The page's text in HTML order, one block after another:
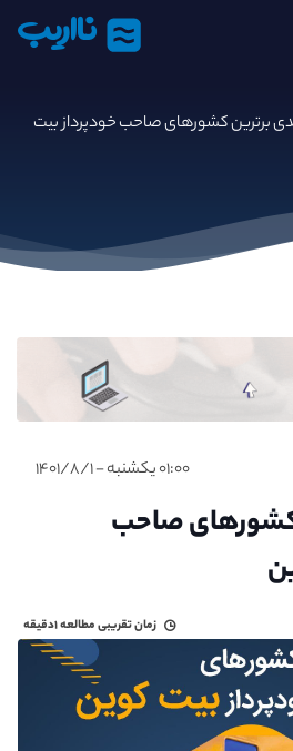
نااریب
برترین کشورهای صاحب خودپرداز بیت
۰۱:۰۰ یکشنبه - ۱۴۰۱/۸/۱
کشورهای صاحب
زمان تقریبی مطالعه۱دقیقه